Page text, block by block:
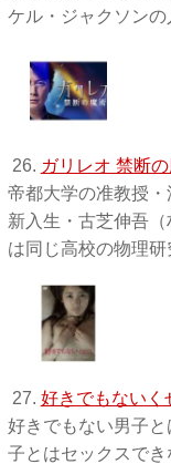
ケル・ジャクソン
26. ガリレオ 禁断
帝都大学の准教授
新入生・古芝伸吾
は同じ高校の物理
27. 好きでもないく
好きでもない男子
子とはセックスで